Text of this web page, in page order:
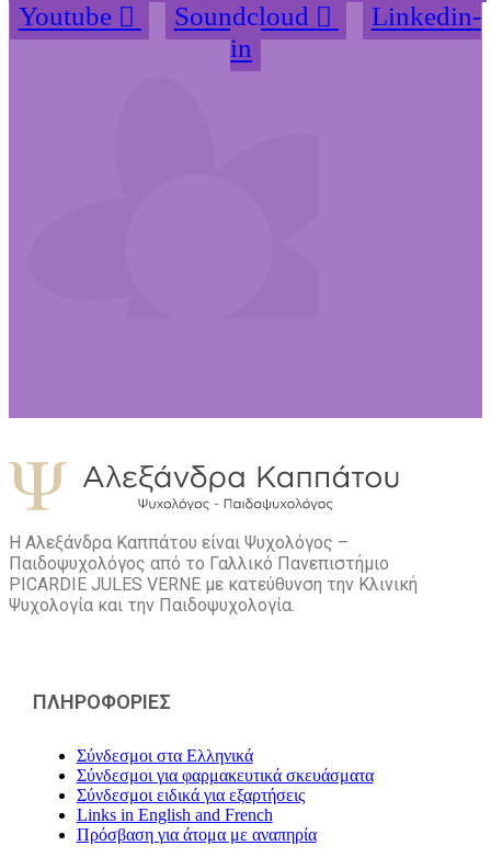
Youtube
Soundcloud
Linkedin-
in
Η Αλεξάνδρα Καππάτου είναι Ψυχολόγος –
Παιδοψυχολόγος από το Γαλλικό Πανεπιστήμιο
PICARDIE JULES VERNE με κατεύθυνση την Kλινική
Ψυχολογία και την Παιδοψυχολογία.
ΠΛΗΡΟΦΟΡΙΕΣ
Σύνδεσμοι στα Ελληνικά
Σύνδεσμοι για φαρμακευτικά σκευάσματα
Σύνδεσμοι ειδικά για εξαρτήσεις
Links in English and French
Πρόσβαση για άτομα με αναπηρία